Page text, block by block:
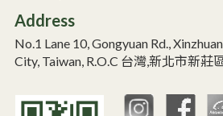
Address
No.1 Lane 10, Gongyuan Rd.,
City, Taiwan, R.O.C 台灣,新北市新莊